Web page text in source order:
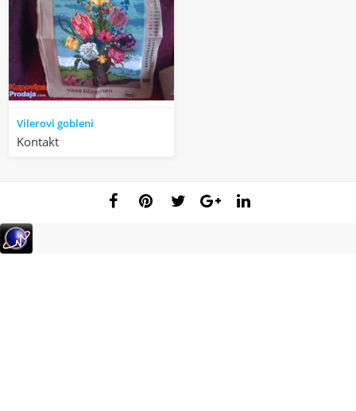
Vilerovi gobleni
Kontakt